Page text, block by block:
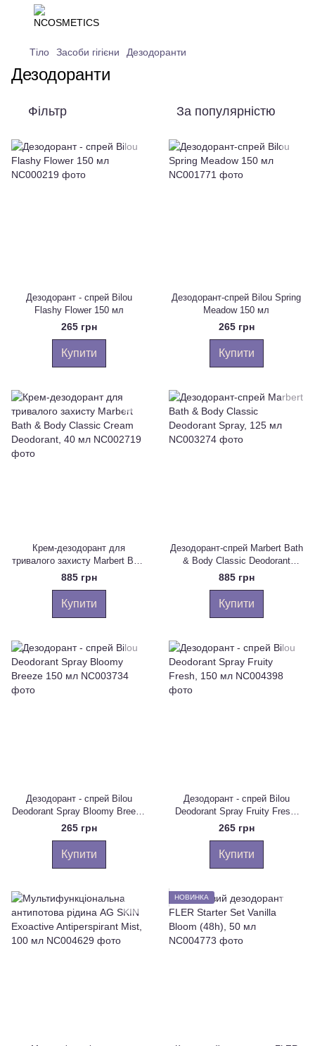
Тіло Засоби гігієни Дезодоранти
Дезодоранти
Фільтр За популярністю
Дезодорант - спрей Bilou
Flashy Flower 150 мл
265 грн
Купити
Дезодорант-спрей Bilou Spring
Meadow 150 мл
265 грн
Купити
Крем-дезодорант для
тривалого захисту Marbert Bath
& Body Classic Cream
Deodorant, 40 мл
885 грн
Купити
Дезодорант-спрей Marbert Bath
& Body Classic Deodorant
Spray, 125 мл
885 грн
Купити
Дезодорант - спрей Bilou
Deodorant Spray Bloomy Breeze
150 мл
265 грн
Купити
Дезодорант - спрей Bilou
Deodorant Spray Fruity Fresh,
150 мл
265 грн
Купити
НОВИНКА